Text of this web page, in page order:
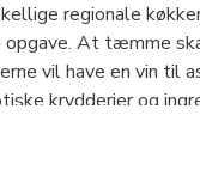
regionale
At tæmme
vil have en vin til
krydderier og